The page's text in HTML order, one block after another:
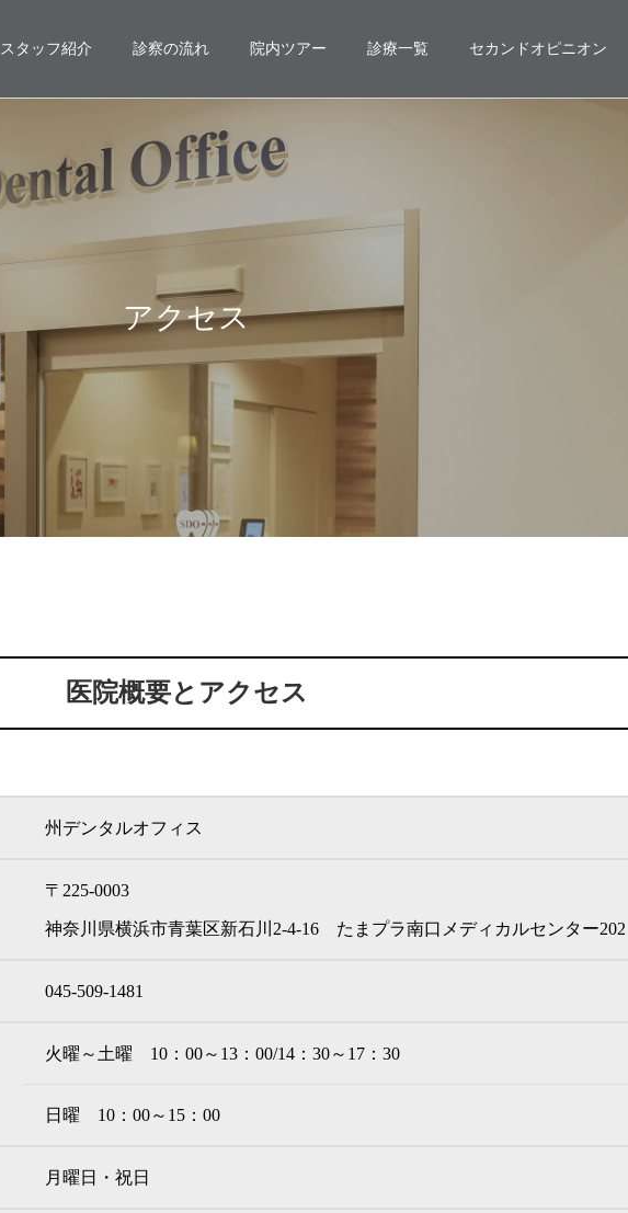
スタッフ紹介 診察の流れ 院内ツアー 診療一覧 セカンドオピニオン
アクセス
医院概要とアクセス
州デンタルオフィス
〒225-0003
神奈川県横浜市青葉区新石川2-4-16 たまプラ南口メディカルセンター202
045-509-1481
火曜～土曜 10：00～13：00/14：30～17：30
日曜 10：00～15：00
月曜日・祝日